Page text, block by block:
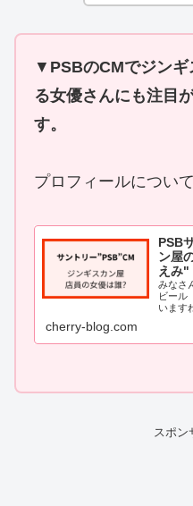
▼ PSBのCMでジン
る女優さんにも注目
す。
プロフィールについ
PSB
ン屋
えみ"
みなさ
ビール
います
に登
象的
うか。
cherry-blog.com
スポン